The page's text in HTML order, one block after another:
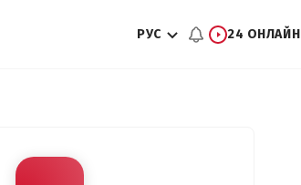
РУС 24 ОНЛАЙН